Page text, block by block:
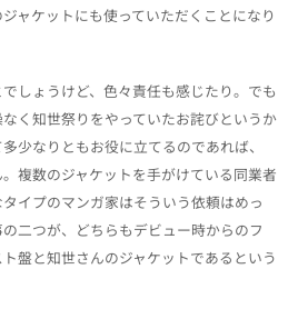
ャケットにも使っていただくことになり
しょうけど、色々責任も感じたり。でも
く知世祭りをやっていたお詫びというか
少なりともお役に立てるのであれば、
複数のジャケットを手がけている同業者
イプのマンガ家はそういう依頼はめっ
二つが、どちらもデビュー時からのフ
盤と知世さんのジャケットであるという